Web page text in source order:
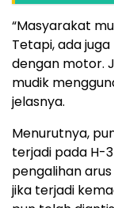
“Masyarakat
Tetapi, ada
dengan motor.
mudik
jelasnya.
Menurutnya,
terjadi pada H-
pengalihan
jika terjadi